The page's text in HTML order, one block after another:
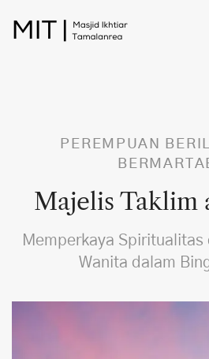
PEREMPUAN
Majelis Taklim
Memperkaya Spiritualitas
Wanita dalam